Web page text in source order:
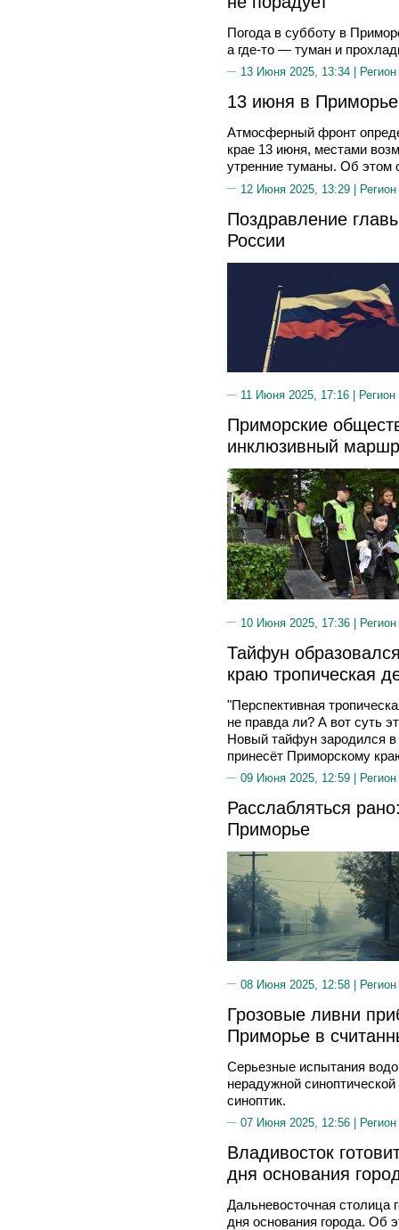
Погода в субботу в
а где-то — туман и
13 Июня 2025, 13:34 |
13 июня в
Атмосферный фронт
крае 13 июня, местами
утренние туманы. Об этом
12 Июня 2025, 13:29 |
Поздравление
России
11 Июня 2025, 17:16 |
Приморские
инклюзивный
10 Июня 2025, 17:36 |
Тайфун
краю тропическая
"Перспективная
не правда ли? А вот суть
Новый тайфун зародился
принесёт Приморскому
09 Июня 2025, 12:59 |
Расслабляться
Приморье
08 Июня 2025, 12:58 |
Грозовые ливни
Приморье в
Серьезные испытания
нерадужной
синоптик.
07 Июня 2025, 12:56 |
Владивосток
дня основания
Дальневосточная столица
дня основания города. Об